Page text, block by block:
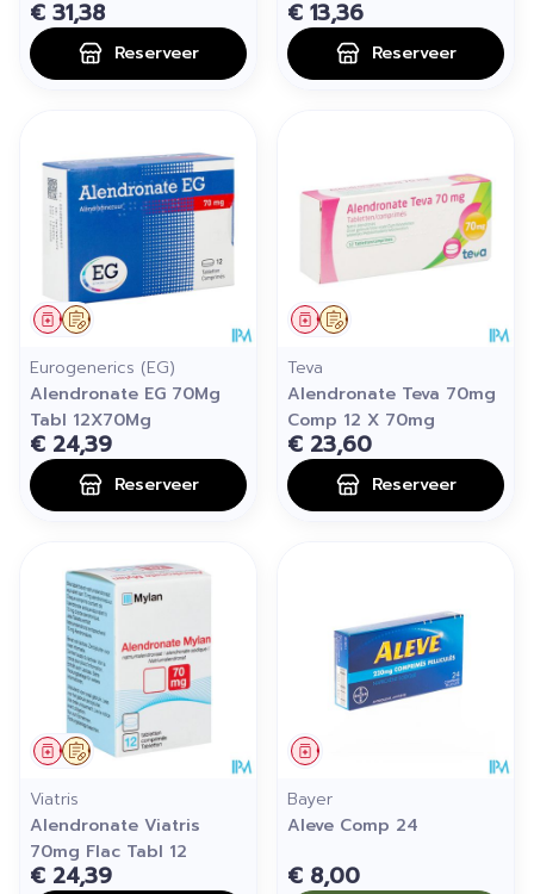
€ 31,38
Reserveer
€ 13,36
Reserveer
Op voorschrift
Geneesmiddel
Eurogenerics (EG)
Alendronate EG 70Mg
Tabl 12X70Mg
€ 24,39
Reserveer
Op voorschrift
Geneesmiddel
Teva
Alendronate Teva 70mg
Comp 12 X 70mg
€ 23,60
Reserveer
Op voorschrift
Geneesmiddel
Viatris
Alendronate Viatris
70mg Flac Tabl 12
€ 24,39
Geneesmiddel
Bayer
Aleve Comp 24
€ 8,00